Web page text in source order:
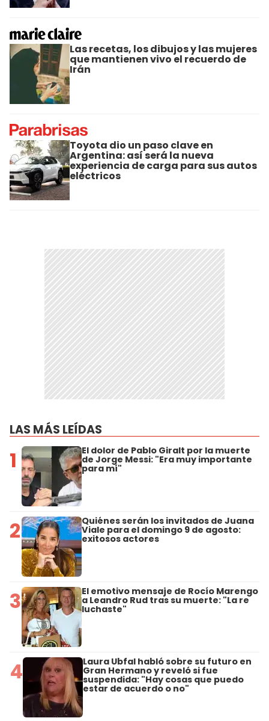
Las recetas, los dibujos y las mujeres
que mantienen vivo el recuerdo de
Irán
Toyota dio un paso clave en
Argentina: así será la nueva
experiencia de carga para sus autos
eléctricos
LAS MÁS LEÍDAS
1 El dolor de Pablo Giralt por la muerte
de Jorge Messi: "Era muy importante
para mí"
2 Quiénes serán los invitados de Juana
Viale para el domingo 9 de agosto:
exitosos actores
3 El emotivo mensaje de Rocío Marengo
a Leandro Rud tras su muerte: "La re
luchaste"
4 Laura Ubfal habló sobre su futuro en
Gran Hermano y reveló si fue
suspendida: "Hay cosas que puedo
estar de acuerdo o no"